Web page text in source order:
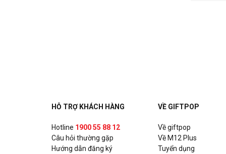
HỖ TRỢ KHÁCH HÀNG
Hotline 1900 55 88 12
Câu hỏi thường gặp
Hướng dẫn đăng ký
VỀ GIFTPOP
Về giftpop
Về M12 Plus
Tuyển dụng